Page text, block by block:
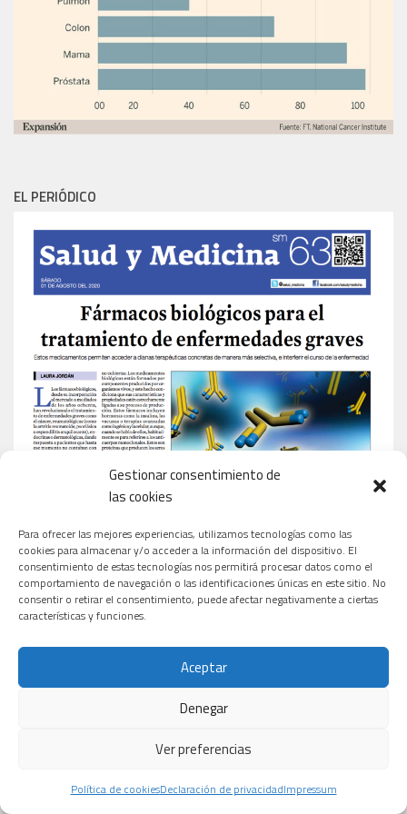
Gestionar consentimiento de
las cookies
Para ofrecer las mejores experiencias, utilizamos tecnologías como las
cookies para almacenar y/o acceder a la información del dispositivo. El
consentimiento de estas tecnologías nos permitirá procesar datos como el
comportamiento de navegación o las identificaciones únicas en este sitio. No
consentir o retirar el consentimiento, puede afectar negativamente a ciertas
características y funciones.
Aceptar
Denegar
Ver preferencias
Política de cookiesDeclaración de privacidadImpressum
EL PERIÓDICO